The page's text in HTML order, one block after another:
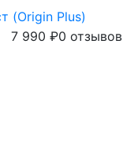
(Origin Plus)
7 990 ₽0 отзывов